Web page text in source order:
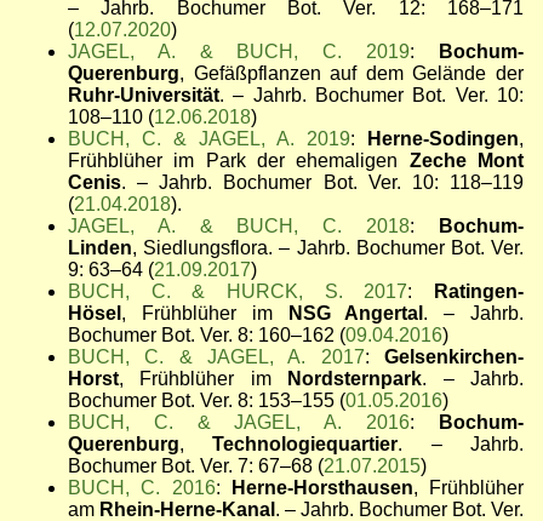
– Jahrb. Bochumer Bot. Ver. 12: 168–171
(12.07.2020)
JAGEL, A. & BUCH, C. 2019:
Bochum-
Querenburg, Gefäßpflanzen auf dem Gelände der
Ruhr-Universität. – Jahrb. Bochumer Bot. Ver. 10:
108–110 (12.06.2018)
BUCH, C. & JAGEL, A. 2019: Herne-Sodingen,
Frühblüher im Park der ehemaligen Zeche Mont
Cenis. – Jahrb. Bochumer Bot. Ver. 10: 118–119
(21.04.2018).
JAGEL, A. & BUCH, C. 2018:
Bochum-
Linden, Siedlungsflora. – Jahrb. Bochumer Bot. Ver.
9: 63–64 (21.09.2017)
BUCH, C. & HURCK, S. 2017:
Ratingen-
Hösel , Frühblüher im NSG Angertal . – Jahrb.
Bochumer Bot. Ver. 8: 160–162 (09.04.2016)
BUCH, C. & JAGEL, A. 2017:Gelsenkirchen-
Horst, Frühblüher imNordsternpark. – Jahrb.
Bochumer Bot. Ver. 8: 153–155 (01.05.2016)
BUCH, C. & JAGEL, A. 2016:
Bochum-
Querenburg,Technologiequartier. – Jahrb.
Bochumer Bot. Ver. 7: 67–68 (21.07.2015)
BUCH, C. 2016: Herne-Horsthausen, Frühblüher
am Rhein-Herne-Kanal . – Jahrb. Bochumer Bot. Ver.